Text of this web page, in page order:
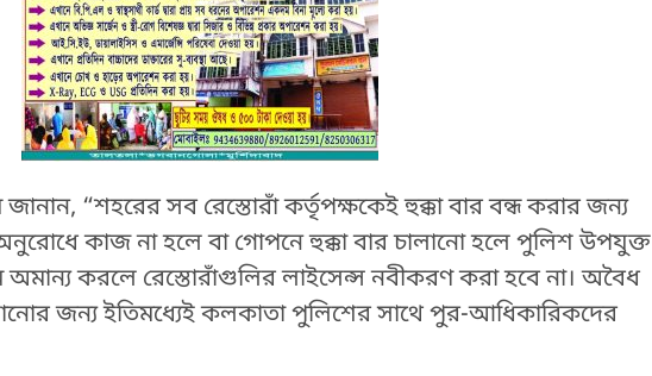
“শহরের সব রেস্তোরাঁ কর্তৃপক্ষকেই হুক্কা বার বন্ধ করার জন্য
কাজ না হলে বা গোপনে হুক্কা বার চালানো হলে পুলিশ উপযুক্ত
করলে রেস্তোরাঁগুলির লাইসেন্স নবীকরণ করা হবে না। অবৈধ
জন্য ইতিমধ্যেই কলকাতা পুলিশের সাথে পুর-আধিকারিকদের